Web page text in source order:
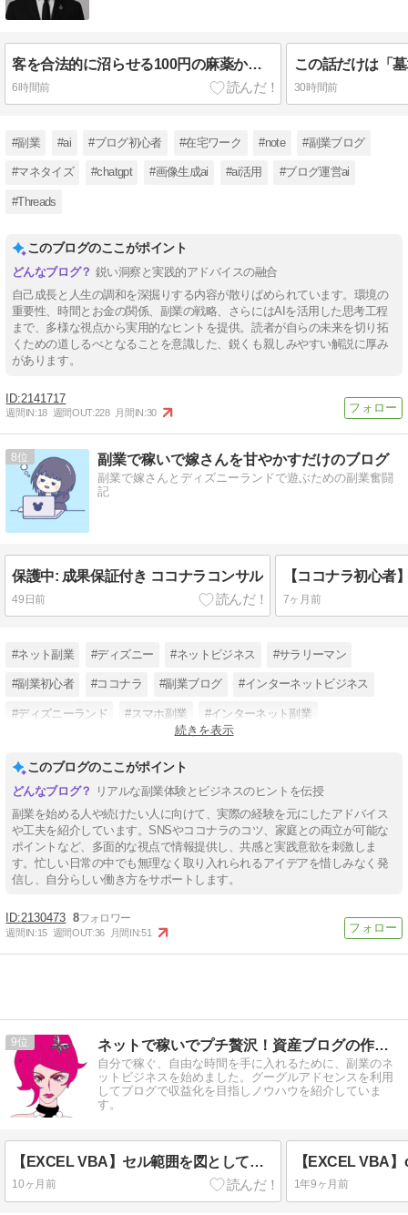
客を合法的に沼らせる100円の麻薬から『高額商品を売りさばく』禁断のシナリオ
6時間前 30時間前
#副業 #ai #ブログ初心者 #在宅ワーク #note #副業ブログ
#マネタイズ #chatgpt #画像生成ai #ai活用 #ブログ運営ai
#Threads
このブログのここがポイント
鋭い洞察と実践的アドバイスの融合
自己成長と人生の調和を深掘りする内容が散りばめられています。環境の
重要性、時間とお金の関係、副業の戦略、さらにはAIを活用した思考工程
まで、多様な視点から実用的なヒントを提供。読者が自らの未来を切り拓
くための道しるべとなることを意識した、鋭くも親しみやすい解説に厚み
があります。
2141717
週間IN:18 週間OUT:228 月間IN:30
8 副業で稼いで嫁さんを甘やかすだけのブログ
副業で嫁さんとディズニーランドで遊ぶための副業奮闘
記
保護中: 成果保証付き ココナラコンサル
49日前 7ヶ月前
#ネット副業 #ディズニー #ネットビジネス #サラリーマン
#副業初心者 #ココナラ #副業ブログ #インターネットビジネス
#ディズニーランド #スマホ副業 #インターネット副業
続きを表示
このブログのここがポイント
リアルな副業体験とビジネスのヒントを伝授
副業を始める人や続けたい人に向けて、実際の経験を元にしたアドバイス
や工夫を紹介しています。SNSやココナラのコツ、家庭との両立が可能な
ポイントなど、多面的な視点で情報提供し、共感と実践意欲を刺激しま
す。忙しい日常の中でも無理なく取り入れられるアイデアを惜しみなく発
信し、自分らしい働き方をサポートします。
2130473 8
週間IN:15 週間OUT:36 月間IN:51
9 ネットで稼いでプチ贅沢！資産ブログの作成／シゲキタイムズ
自分で稼ぐ、自由な時間を手に入れるために、副業のネ
ットビジネスを始めました。グーグルアドセンスを利用
してブログで収益化を目指しノウハウを紹介していま
す。
【EXCEL VBA】セル範囲を図として貼り付け「CopyPicture」時短テク
10ヶ月前 1年9ヶ月前